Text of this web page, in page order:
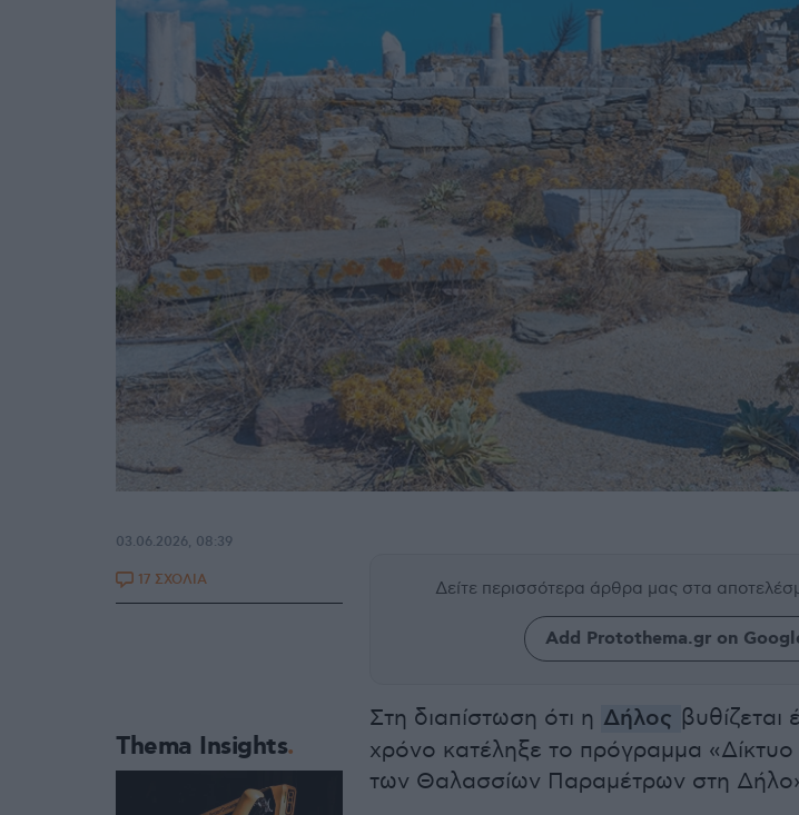
Δείτε περισσότερα άρθρα μας στα
Add Protothema.gr on
Στη διαπίστωση ότι η Δήλος
χρόνο κατέληξε το πρόγραμμα
των Θαλασσίων Παραμέτρων στη
03.06.2026, 08:39
17 ΣΧΟΛΙΑ
Thema Insights